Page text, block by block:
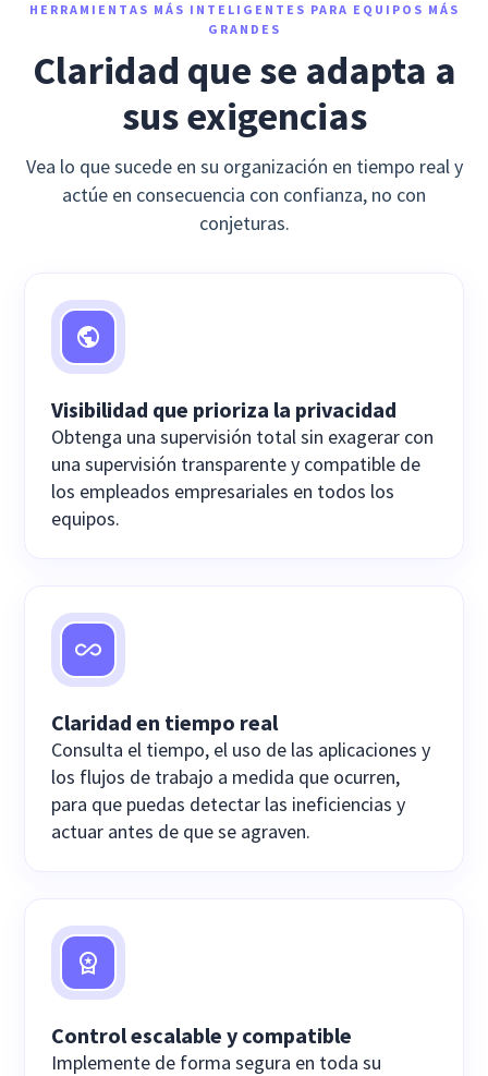
HERRAMIENTAS MÁS INTELIGENTES PARA EQUIPOS MÁS
GRANDES
Claridad que se adapta a
sus exigencias
Vea lo que sucede en su organización en tiempo real y
actúe en consecuencia con confianza, no con
conjeturas.
Visibilidad que prioriza la privacidad
Obtenga una supervisión total sin exagerar con
una supervisión transparente y compatible de
los empleados empresariales en todos los
equipos.
Claridad en tiempo real
Consulta el tiempo, el uso de las aplicaciones y
los flujos de trabajo a medida que ocurren,
para que puedas detectar las ineficiencias y
actuar antes de que se agraven.
Control escalable y compatible
Implemente de forma segura en toda su